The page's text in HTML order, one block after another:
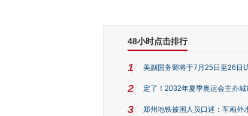
48小时点击排行
1 美副国务卿将于7月25日至26日
2 定了！2032年夏季奥运会主办
3 郑州地铁被困人员口述：车厢外